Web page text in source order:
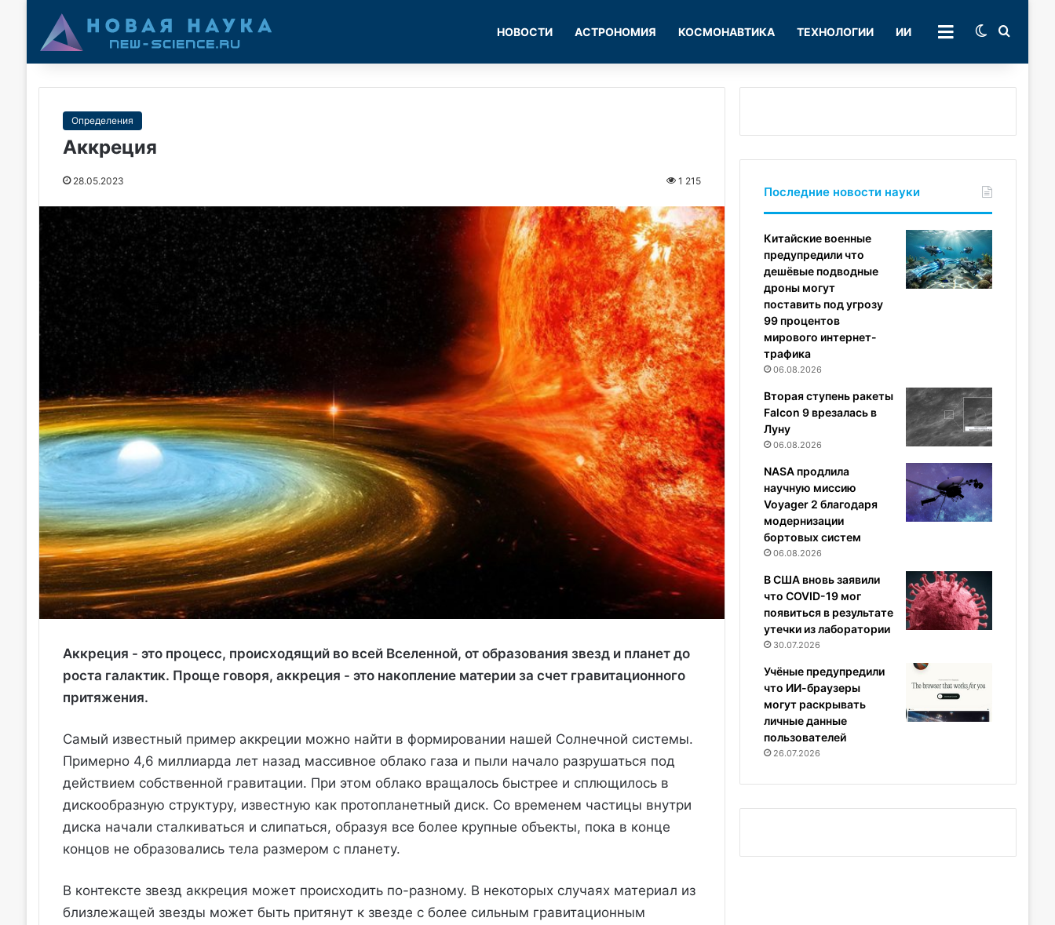
НОВОСТИ АСТРОНОМИЯ КОСМОНАВТИКА ТЕХНОЛОГИИ ИИ РУБРИКИSwitch skin
Определения
Аккреция
28.05.2023 1 215
Аккреция - это процесс, происходящий во всей Вселенной, от образования звезд и планет до
роста галактик. Проще говоря, аккреция - это накопление материи за счет гравитационного
притяжения.
Самый известный пример аккреции можно найти в формировании нашей Солнечной системы.
Примерно 4,6 миллиарда лет назад массивное облако газа и пыли начало разрушаться под
действием собственной гравитации. При этом облако вращалось быстрее и сплющилось в
дискообразную структуру, известную как протопланетный диск. Со временем частицы внутри
диска начали сталкиваться и слипаться, образуя все более крупные объекты, пока в конце
концов не образовались тела размером с планету.
В контексте звезд аккреция может происходить по-разному. В некоторых случаях материал из
близлежащей звезды может быть притянут к звезде с более сильным гравитационным
Последние новости науки
Китайские военные
предупредили что
дешёвые подводные
дроны могут
поставить под угрозу
99 процентов
мирового интернет-
трафика
06.08.2026
Вторая ступень ракеты
Falcon 9 врезалась в
Луну
06.08.2026
NASA продлила
научную миссию
Voyager 2 благодаря
модернизации
бортовых систем
06.08.2026
В США вновь заявили
что COVID-19 мог
появиться в результате
утечки из лаборатории
30.07.2026
Учёные предупредили
что ИИ-браузеры
могут раскрывать
личные данные
пользователей
26.07.2026